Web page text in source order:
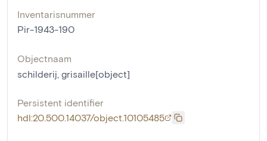
Inventarisnummer
Pir-1943-190
Objectnaam
schilderij grisaille[object]
Persistent identifier
hdl:20.500.14037/object.10105485